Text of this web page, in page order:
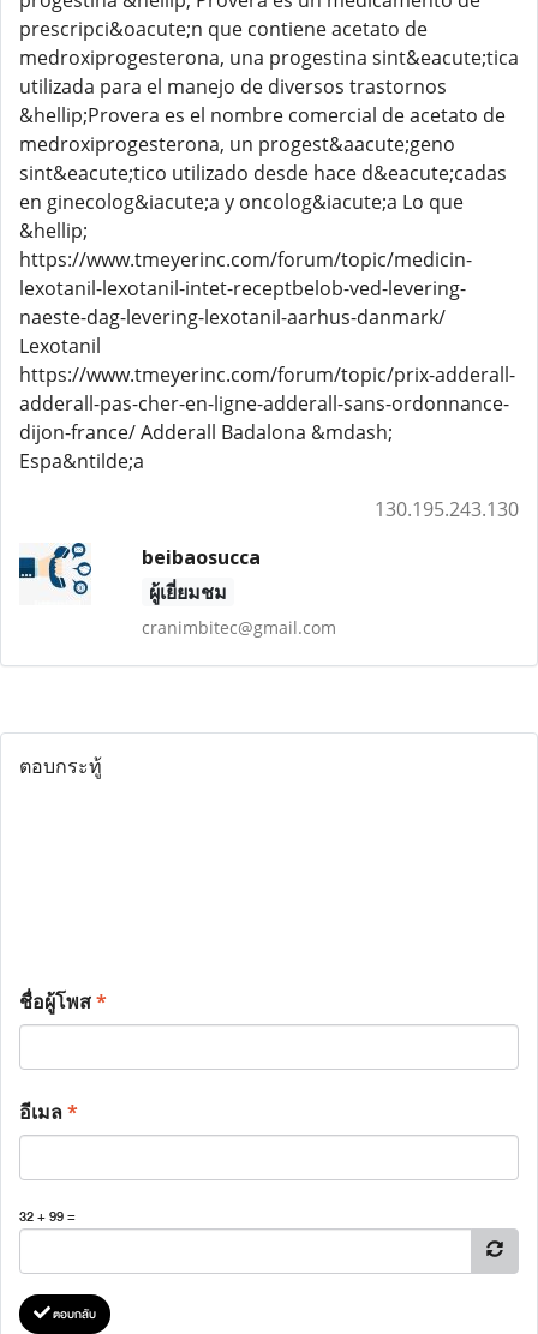
prescripci&oacute;n que contiene acetato de
medroxiprogesterona, una progestina sint&eacute;tica
utilizada para el manejo de diversos trastornos
&hellip;Provera es el nombre comercial de acetato de
medroxiprogesterona, un progest&aacute;geno
sint&eacute;tico utilizado desde hace d&eacute;cadas
en ginecolog&iacute;a y oncolog&iacute;a Lo que
&hellip;
https://www.tmeyerinc.com/forum/topic/medicin-
lexotanil-lexotanil-intet-receptbelob-ved-levering-
naeste-dag-levering-lexotanil-aarhus-danmark/
Lexotanil
https://www.tmeyerinc.com/forum/topic/prix-adderall-
adderall-pas-cher-en-ligne-adderall-sans-ordonnance-
dijon-france/ Adderall Badalona &mdash;
Espa&ntilde;a
130.195.243.130
beibaosucca
ผู้เยี่ยมชม
cranimbitec@gmail.com
ตอบกระทู้
ชื่อผู้โพส*
อีเมล*
32 + 99 =
ตอบกลับ